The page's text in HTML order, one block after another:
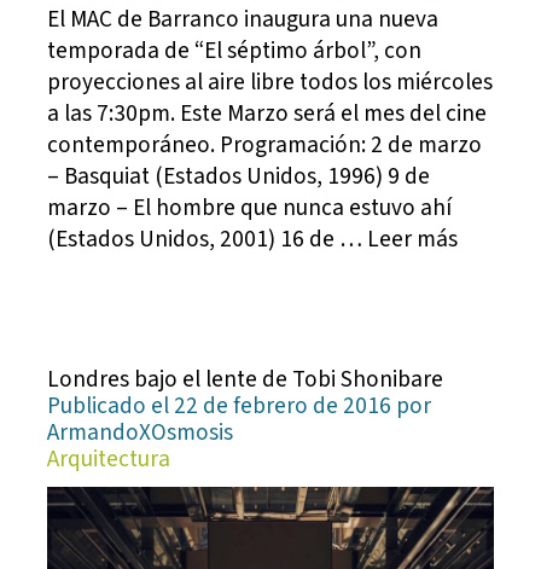
El MAC de Barranco inaugura una nueva
temporada de “El séptimo árbol”, con
proyecciones al aire libre todos los miércoles
a las 7:30pm. Este Marzo será el mes del cine
contemporáneo. Programación: 2 de marzo
– Basquiat (Estados Unidos, 1996) 9 de
marzo – El hombre que nunca estuvo ahí
(Estados Unidos, 2001) 16 de … Leer más
Londres bajo el lente de Tobi Shonibare
Publicado el 22 de febrero de 2016 por
ArmandoXOsmosis
Arquitectura